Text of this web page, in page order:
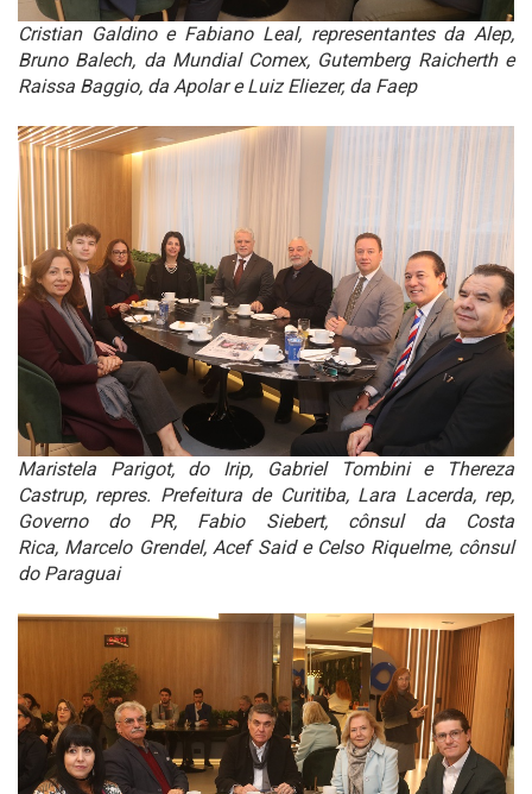
Cristian Galdino e Fabiano Leal, representantes da Alep,
Bruno Balech, da Mundial Comex, Gutemberg Raicherth e
Raissa Baggio, da Apolar e Luiz Eliezer, da Faep
Maristela Parigot, do Irip, Gabriel Tombini e Thereza
Castrup, repres. Prefeitura de Curitiba, Lara Lacerda, rep,
Governo do PR, Fabio Siebert, cônsul da Costa
Rica, Marcelo Grendel, Acef Said e Celso Riquelme, cônsul
do Paraguai